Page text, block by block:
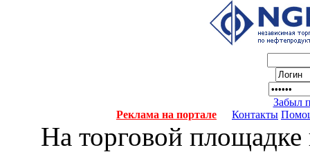
Забыл
Реклама на портале
Контакты
На торговой